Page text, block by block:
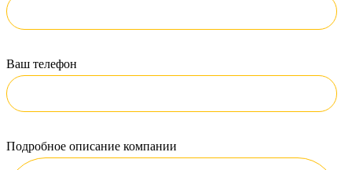
Ваш телефон
Подробное описание компании